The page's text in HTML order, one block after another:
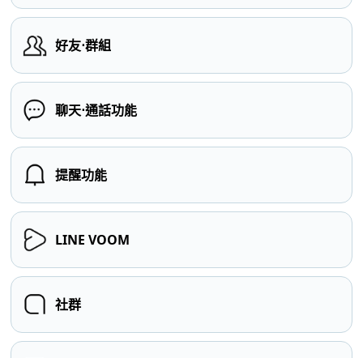
好友⋅群組
聊天⋅通話功能
提醒功能
LINE VOOM
社群